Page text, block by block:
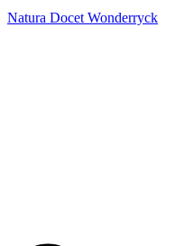
Natura Docet Wonderryck